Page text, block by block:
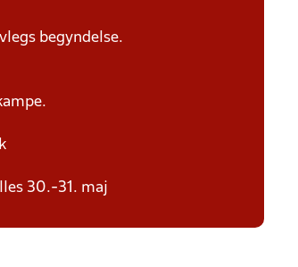
begyndelse.
30.-31. maj